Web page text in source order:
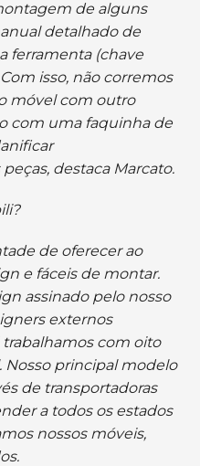
de alguns
detalhado de
ferramenta (chave
isso, não corremos
móvel com outro
uma faquinha de
destaca Marcato.
de oferecer ao
e fáceis de montar.
assinado pelo nosso
externos
com oito
Nosso principal modelo
de transportadoras
a todos os estados
nossos móveis,